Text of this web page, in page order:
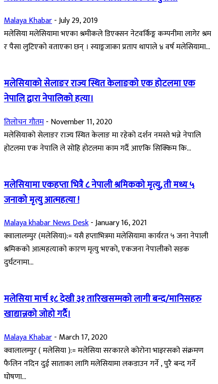
Malaya Khabar-July 29, 2019
मलेसिया मलेसियामा भएका श्रमीकले डिएक्सन नेटवर्किङ्ग कम्पनीमा लागेर श्रम
र पैसा लुटिएको वताएका छन् । स्याङ्गजाका प्रताप थापाले ४ वर्ष मलेसियामा...
मलेसियाको सेलाङर राज्य स्थित केलाङको एक होटलमा एक
नेपालि द्वारा नेपालिको हत्या।
तिलोचन गौतम- November 11, 2020
मलेसियाको सेलाङर राज्य स्थित केलाङ मा रहेको दर्शन नमस्ते भन्ने नेपालि
होटलमा एक नेपालि ले सोहि होटलमा काम गर्दै आएकि सिक्किम कि...
मलेसियामा एकहप्ता भित्रै ८ नेपाली श्रमिकको मृत्यु, ती मध्य ५
जनाको मृत्यु आत्महत्या !
Malaya khabar News Desk-January 16, 2021
क्वालालम्पुर (मलेसिया):= यसै हप्ताभित्रमा मलेसियामा कार्यरत ५ जना नेपाली
श्रमिकको आत्महत्याको कारण मृत्यु भएको, एकजना नेपालीको सडक
दुर्घटनामा...
मलेसिया मार्च १८ देखी ३१ तारिखसम्मको लागी बन्द/मानिसहरु
खाद्यान्नको जोहो गर्दै।
Malaya Khabar- March 17, 2020
क्वालालम्पुर ( मलेसिया ):= मलेसिया सरकारले कोरोना भाइरसको संक्रमण
फैलिन नदिन दुई साताका लागि मलेसियामा लकडाउन गर्ने , पुरै बन्द गर्ने
घोषणा...